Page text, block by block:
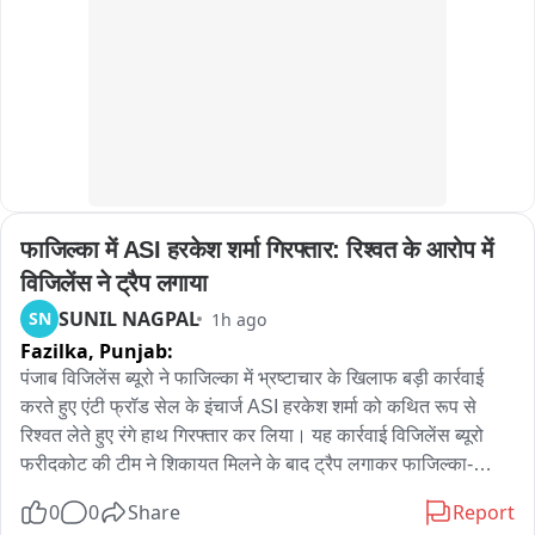
फाजिल्का में ASI हरकेश शर्मा गिरफ्तार: रिश्वत के आरोप में
विजिलेंस ने ट्रैप लगाया
SN SUNIL NAGPAL 1h ago
Fazilka, Punjab:
पंजाब विजिलेंस ब्यूरो ने फाजिल्का में भ्रष्टाचार के खिलाफ बड़ी कार्रवाई
करते हुए एंटी फ्रॉड सेल के इंचार्ज ASI हरकेश शर्मा को कथित रूप से
रिश्वत लेते हुए रंगे हाथ गिरफ्तार कर लिया। यह कार्रवाई विजिलेंस ब्यूरो
फरीदकोट की टीम ने शिकायत मिलने के बाद ट्रैप लगाकर फाजिल्का-
पास दो पक्षों के बीच करीब 11-12 लाख रुपये के लेनदेन का मामला पहुंचा
0 0 Share Report